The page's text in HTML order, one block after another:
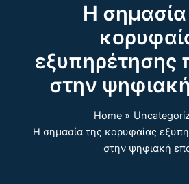
Η σημασία
εξυπηρέτησης
στην
Home
Η σημασία της κορυφαίας
στην ψηφιακή